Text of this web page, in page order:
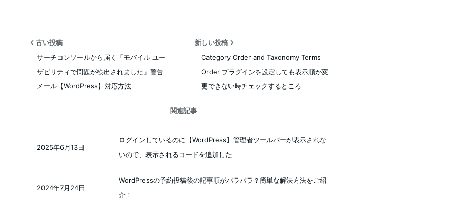
古い投稿
サーチコンソールから届く「モバイル ユー
ザビリティで問題が検出されました」警告
メール【WordPress】対応方法
新しい投稿
Category Order and Taxonomy Terms
Order プラグインを設定しても表示順が変
更できない時チェックするところ
関連記事
ログインしているのに【WordPress】管理者ツールバーが表示されな
いので、表示されるコードを追加した
2025年6月13日
WordPressの予約投稿後の記事順がバラバラ？簡単な解決方法をご紹
介！
2024年7月24日